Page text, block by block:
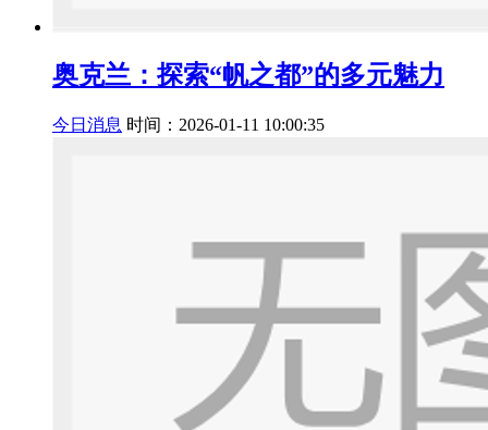
奥克兰：探索“帆之都”的多元魅力
今日消息 时间：2026-01-11 10:00:35